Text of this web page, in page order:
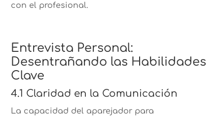
con el profesional.
Entrevista Personal:
Desentrañando las Habilidades
Clave
4.1 Claridad en la Comunicación
La capacidad del aparejador para